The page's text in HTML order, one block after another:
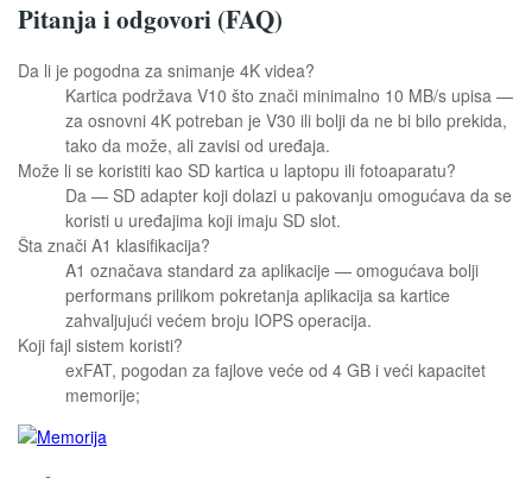
Pitanja i odgovori (FAQ)
Da li je pogodna za snimanje 4K videa?
Kartica podržava V10 što znači minimalno 10 MB/s upisa —
za osnovni 4K potreban je V30 ili bolji da ne bi bilo prekida,
tako da može, ali zavisi od uređaja.
Može li se koristiti kao SD kartica u laptopu ili fotoaparatu?
Da — SD adapter koji dolazi u pakovanju omogućava da se
koristi u uređajima koji imaju SD slot.
Šta znači A1 klasifikacija?
A1 označava standard za aplikacije — omogućava bolji
performans prilikom pokretanja aplikacija sa kartice
zahvaljujući većem broju IOPS operacija.
Koji fajl sistem koristi?
exFAT, pogodan za fajlove veće od 4 GB i veći kapacitet
memorije;